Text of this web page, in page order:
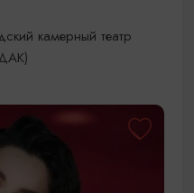
камерный театр